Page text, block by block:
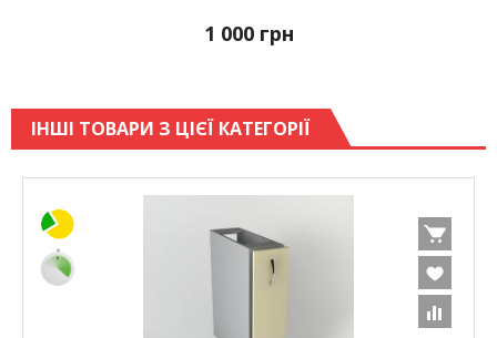
1 000 грн
ІНШІ ТОВАРИ З ЦІЄЇ КАТЕГОРІЇ